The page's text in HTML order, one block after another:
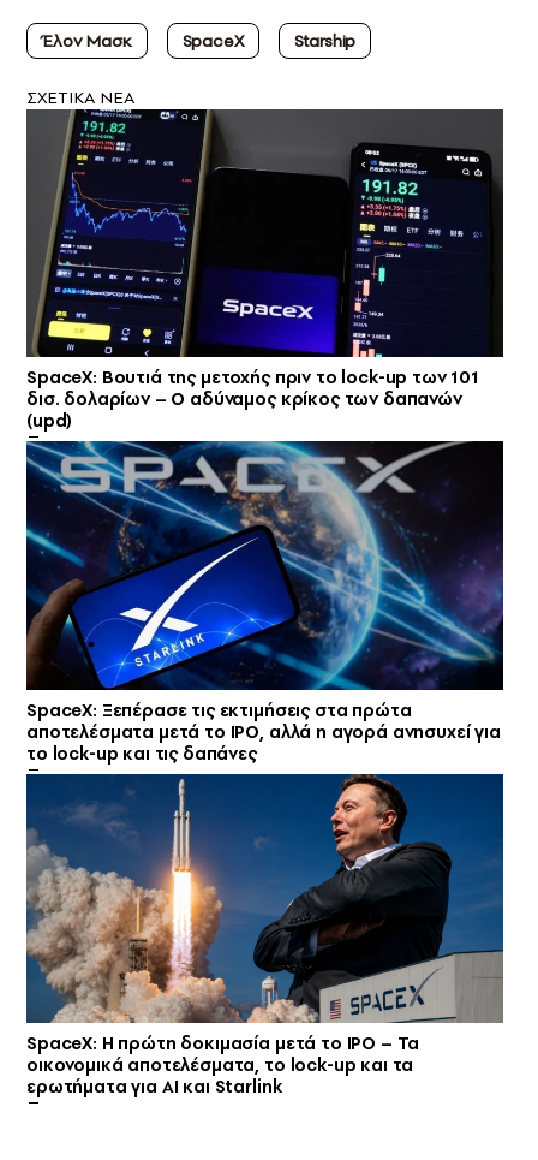
Έλον Μασκ SpaceX Starship
ΣXETIKA NEA
SpaceX: Βουτιά της μετοχής πριν το lock-up των 101
δισ. δολαρίων – Ο αδύναμος κρίκος των δαπανών
(upd)
SpaceX: Ξεπέρασε τις εκτιμήσεις στα πρώτα
αποτελέσματα μετά το IPO, αλλά η αγορά ανησυχεί για
το lock-up και τις δαπάνες
SpaceX: Η πρώτη δοκιμασία μετά το IPO – Τα
οικονομικά αποτελέσματα, το lock-up και τα
ερωτήματα για ΑΙ και Starlink